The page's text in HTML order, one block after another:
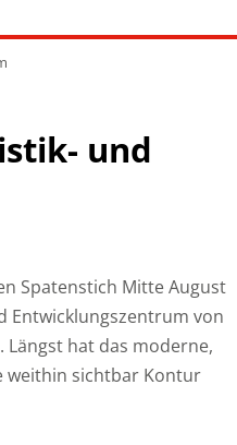
und
Spatenstich Mitte August
Entwicklungszentrum von
Längst hat das moderne,
weithin sichtbar Kontur